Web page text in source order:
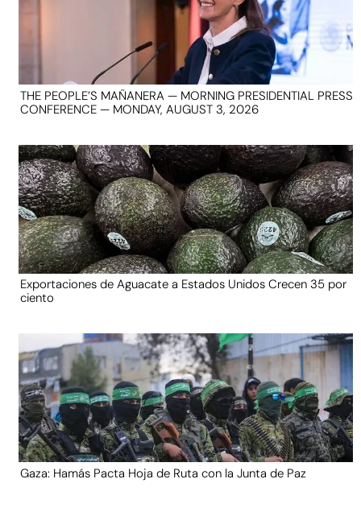
THE PEOPLE’S MAÑANERA — MORNING PRESIDENTIAL PRESS
CONFERENCE — MONDAY, AUGUST 3, 2026
Exportaciones de Aguacate a Estados Unidos Crecen 35 por
ciento
Gaza: Hamás Pacta Hoja de Ruta con la Junta de Paz